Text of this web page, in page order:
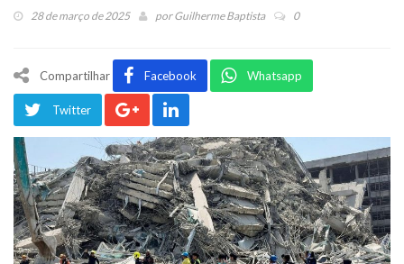
28 de março de 2025 porGuilherme Baptista 0
Compartilhar Facebook Whatsapp
Twitter